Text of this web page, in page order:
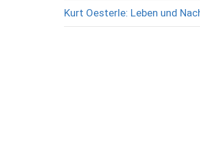
Kurt Oesterle: Leben und